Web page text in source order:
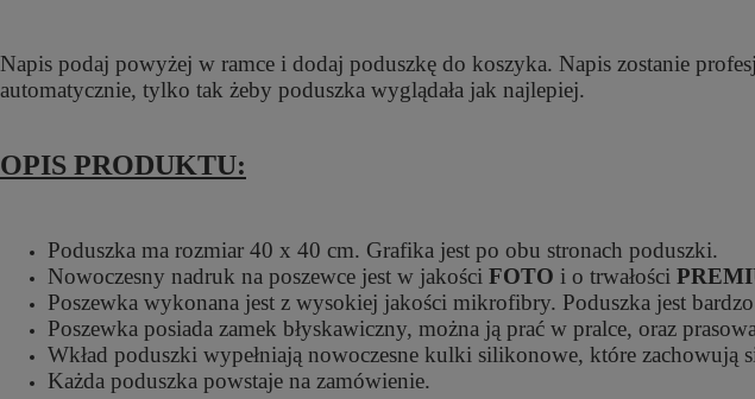
Napis podaj powyżej w ramce i dodaj poduszkę do koszyka. Napis zostanie
automatycznie, tylko tak żeby poduszka wyglądała jak najlepiej.
OPIS PRODUKTU:
Poduszka ma rozmiar 40 x 40 cm. Grafika jest po obu stronach poduszki.
Nowoczesny nadruk na poszewce jest w jakości FOTO i o trwałości
Poszewka wykonana jest z wysokiej jakości mikrofibry. Poduszka jest
Poszewka posiada zamek błyskawiczny, można ją prać w pralce, oraz
Wkład poduszki wypełniają nowoczesne kulki silikonowe, które zachowują
Każda poduszka powstaje na zamówienie.